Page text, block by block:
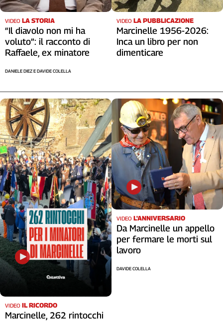
VIDEO LA STORIA
“Il diavolo non mi ha
voluto”: il racconto di
Raffaele, ex minatore
DANIELE DIEZ E DAVIDE COLELLA
VIDEO LA PUBBLICAZIONE
Marcinelle 1956-2026:
Inca un libro per non
dimenticare
VIDEO IL RICORDO
Marcinelle, 262 rintocchi
VIDEO L'ANNIVERSARIO
Da Marcinelle un appello
per fermare le morti sul
lavoro
DAVIDE COLELLA